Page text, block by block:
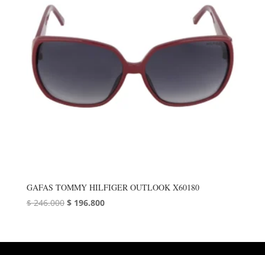
GAFAS TOMMY HILFIGER OUTLOOK X60180
$246.000 El
era:
$196.800El
es: